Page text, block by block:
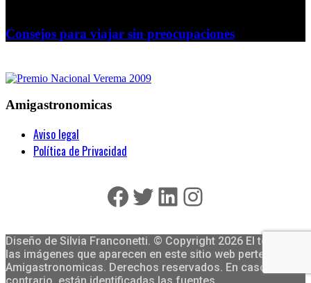
Consejos para viajar sin preocupaciones
Amigastronomicas
Aviso legal
Política de Privacidad
Facebook
Twitter
LinkedIn
Instagram
Diseño de Silvia Franconetti. © Copyright 2026 El texto y
las imágenes que aparecen en este sitio web pertenecen a
Amigastronomicas. Derechos reservados. En caso